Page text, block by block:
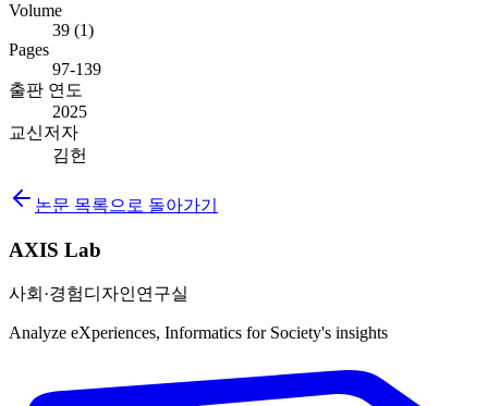
Volume
39 (1)
Pages
97-139
출판 연도
2025
교신저자
김헌
논문 목록으로 돌아가기
AXIS Lab
사회·경험디자인연구실
Analyze eXperiences, Informatics for Society's insights